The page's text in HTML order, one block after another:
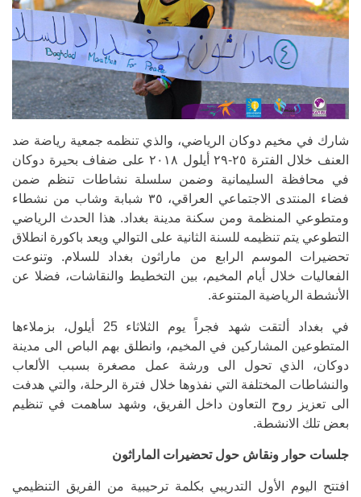
شارك في مخيم دوكان الرياضي، والذي تنظمه جمعية رياضة ضد
العنف خلال الفترة ٢٥-٢٩ أيلول ٢٠١٨ على ضفاف بحيرة دوكان
في محافظة السليمانية وضمن سلسلة نشاطات تنظم ضمن
فضاء المنتدى الاجتماعي العراقي، ٣٥ شبابة وشاب من نشطاء
ومتطوعي المنظمة ومن سكنة مدينة بغداد. هذا الحدث الرياضي
التطوعي يتم تنظيمه للسنة الثانية على التوالي ويعد باكورة انطلاق
تحضيرات الموسم الرابع من ماراثون بغداد للسلام. وتنوعت
الفعاليات خلال أيام المخيم، بين التخطيط والنقاشات، فضلا عن
الأنشطة الرياضية المتنوعة.
في بغداد ألتقت شهد فجراً يوم الثلاثاء 25 أيلول، بزملاءها
المتطوعين المشاركين في المخيم، وانطلق بهم الباص الى مدينة
دوكان، الذي تحول الى ورشة عمل مصغرة بسبب الألعاب
والنشاطات المختلفة التي نفذوها خلال فترة الرحلة، والتي هدفت
الى تعزيز روح التعاون داخل الفريق، وشهد ساهمت في تنظيم
بعض تلك الانشطة.
جلسات حوار ونقاش حول تحضيرات الماراثون
افتتح اليوم الأول التدريبي بكلمة ترحيبية من الفريق التنظيمي